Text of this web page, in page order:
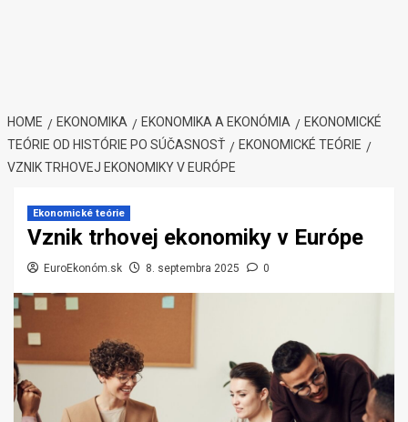
HOME EKONOMIKA EKONOMIKA A EKONÓMIA
EKONOMICKÉ
TEÓRIE OD HISTÓRIE PO SÚČASNOSŤ
EKONOMICKÉ TEÓRIE
VZNIK TRHOVEJ EKONOMIKY V EURÓPE
Ekonomické teórie
Vznik trhovej ekonomiky v Európe
EuroEkonóm.sk 8. septembra 2025 0